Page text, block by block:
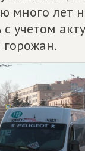
много лет
учетом
горожан.